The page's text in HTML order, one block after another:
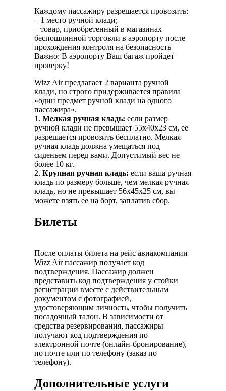
Каждому пассажиру разрешается провозить:
– 1 место ручной клади;
– товар, приобретенный в магазинах
беспошлинной торговли в аэропорту после
прохождения контроля на безопасность
Важно: В аэропорту Ваш багаж пройдет
проверку!
Wizz Air предлагает 2 варианта ручной
клади, но строго придерживается правила
«один предмет ручной клади на одного
пассажира».
1. Мелкая ручная кладь: если размер
ручной клади не превышает 55x40x23 см, ее
разрешается провозить бесплатно. Мелкая
ручная кладь должна умещаться под
сиденьем перед вами. Допустимый вес не
более 10 кг.
2. Крупная ручная кладь: если ваша ручная
кладь по размеру больше, чем мелкая ручная
кладь, но не превышает 56x45x25 см, вы
можете взять ее на борт, заплатив сбор.
Билеты
После оплаты билета на рейс авиакомпании
Wizz Air пассажир получает код
подтверждения. Пассажир должен
представить код подтверждения у стойки
регистрации вместе с действительным
документом с фотографией,
удостоверяющим личность, чтобы получить
посадочный талон. В зависимости от
средства резервирования, пассажиры
получают код подтверждения по
электронной почте (онлайн-бронирование),
по почте или по телефону (заказ по
телефону).
Дополнительные услуги